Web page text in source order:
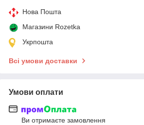
Нова Пошта
Магазини Rozetka
Укрпошта
Всі умови доставки
Умови оплати
Ви отримаєте замовлення